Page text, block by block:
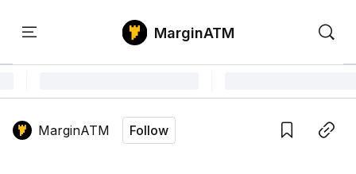
Home
MarginATM
MarginATM Follow